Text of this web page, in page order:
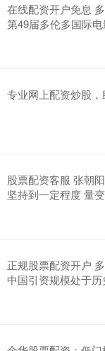
在线配资开户免息
第49届多伦多国际
专业网上配资炒股，
股票配资客服 张朝
坚持到一定程度 量
正规股票配资开户
中国引资规模处于历